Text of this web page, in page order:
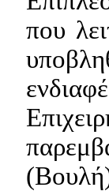
που